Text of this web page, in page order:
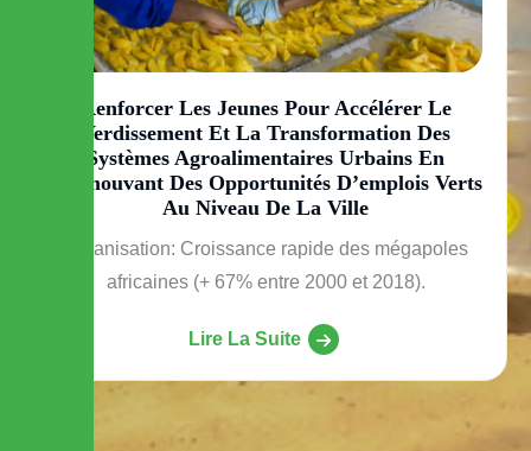
Renforcer Les Jeunes Pour Accélérer Le
Verdissement Et La Transformation Des
Systèmes Agroalimentaires Urbains En
Promouvant Des Opportunités D’emplois Verts
Au Niveau De La Ville
Urbanisation: Croissance rapide des mégapoles
africaines (+ 67% entre 2000 et 2018).
Lire La Suite